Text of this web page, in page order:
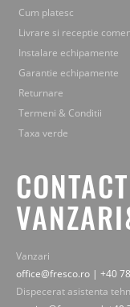
Cum platesc
Livrare si receptie
Instalare echipamente
Garantie echipamente
Returnare
Termeni & Conditii
Taxa verde
CONTACT
Vanzari
office@fresco.ro | +40
Dispecerat asistenta